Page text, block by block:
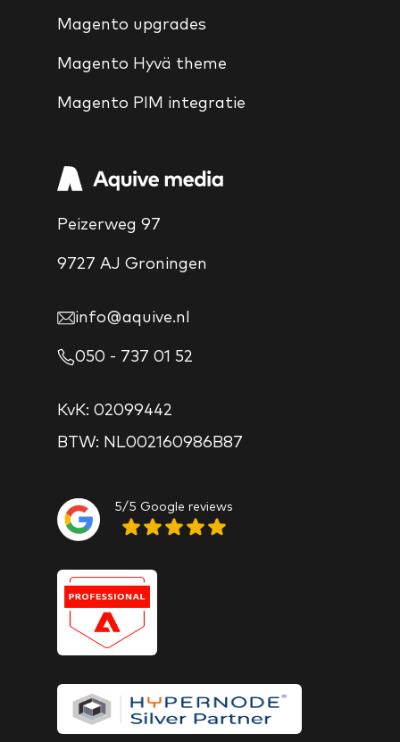
Magento upgrades
Magento Hyvä theme
Magento PIM integratie
Peizerweg 97
9727 AJ Groningen
info@aquive.nl
050 - 737 01 52
KvK: 02099442
BTW: NL002160986B87
5/5 Google reviews